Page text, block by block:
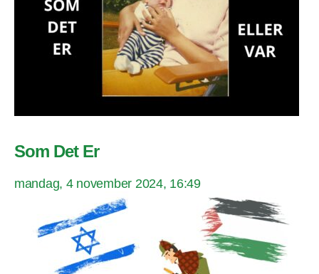
Som Det Er
mandag, 4 november 2024, 16:49